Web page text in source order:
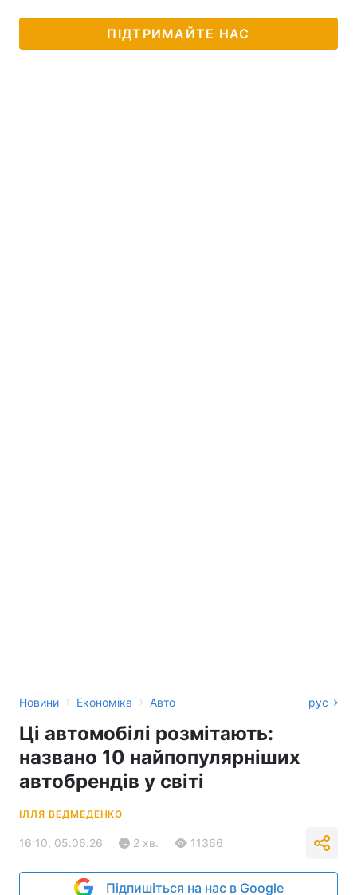
ПІДТРИМАЙТЕ НАС
Новини › Економіка › Авто рус
Ці автомобілі розмітають:
названо 10 найпопулярніших
автобрендів у світі
ІЛЛЯ ВЕДМЕДЕНКО
16:10, 05.06.26 2 хв. 11366
Підпишіться на нас в Google